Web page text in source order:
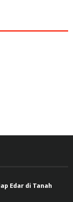
Edar di Tanah